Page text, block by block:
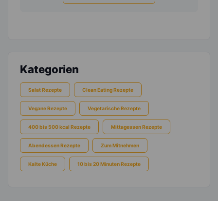
Kategorien
Salat Rezepte Clean Eating Rezepte
Vegane Rezepte Vegetarische Rezepte
400 bis 500 kcal Rezepte Mittagessen Rezepte
Abendessen Rezepte Zum Mitnehmen
Kalte Küche 10 bis 20 Minuten Rezepte